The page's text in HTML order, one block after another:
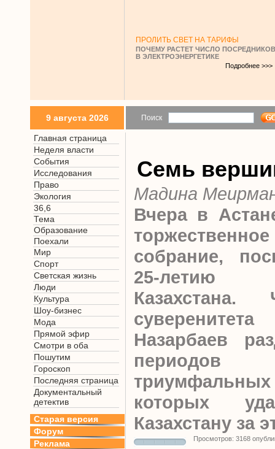
ПРОЛИТЬ СВЕТ НА ТАРИФЫ
ПОЧЕМУ РАСТЕТ ЧИСЛО ПОСРЕДНИКОВ
В ЭЛЕКТРОЭНЕРГЕТИКЕ
Подробнее >>>
9 августа 2026 Поиск
Главная страница
Неделя власти
События
Исследования
Право
Экология
36,6
Тема
Образование
Поехали
Мир
Спорт
Светская жизнь
Люди
Культура
Шоу-бизнес
Мода
Прямой эфир
Смотри в оба
Пошутим
Гороскоп
Последняя страница
Документальный
детектив
Старая версия
Форум
Реклама
Семь
Мадина
Вчера в
торжественное
собрание,
25-летию
Казахстана.
Назарбаев
которых
Казахстану за
Просмотров: 3168